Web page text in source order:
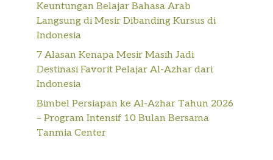
Keuntungan Belajar Bahasa Arab
Langsung di Mesir Dibanding Kursus di
Indonesia
7 Alasan Kenapa Mesir Masih Jadi
Destinasi Favorit Pelajar Al-Azhar dari
Indonesia
Bimbel Persiapan ke Al-Azhar Tahun 2026
– Program Intensif 10 Bulan Bersama
Tanmia Center